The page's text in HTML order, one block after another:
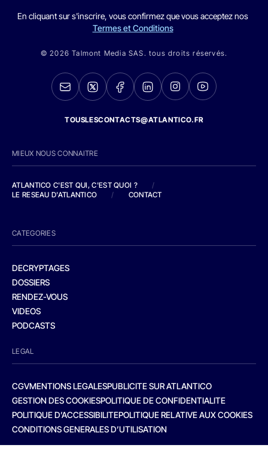
En cliquant sur s'inscrire, vous confirmez que vous acceptez nos
Termes et Conditions
© 2026 Talmont Media SAS. tous droits réservés.
TOUSLESCONTACTS@ATLANTICO.FR
MIEUX NOUS CONNAITRE
ATLANTICO C'EST QUI, C'EST QUOI ?
/
LE RESEAU D'ATLANTICO
/ CONTACT
CATEGORIES
DECRYPTAGES
DOSSIERS
RENDEZ-VOUS
VIDEOS
PODCASTS
LEGAL
CGVMENTIONS LEGALESPUBLICITE SUR ATLANTICO
GESTION DES COOKIESPOLITIQUE DE CONFIDENTIALITE
POLITIQUE D’ACCESSIBILITEPOLITIQUE RELATIVE AUX COOKIES
CONDITIONS GENERALES D’UTILISATION